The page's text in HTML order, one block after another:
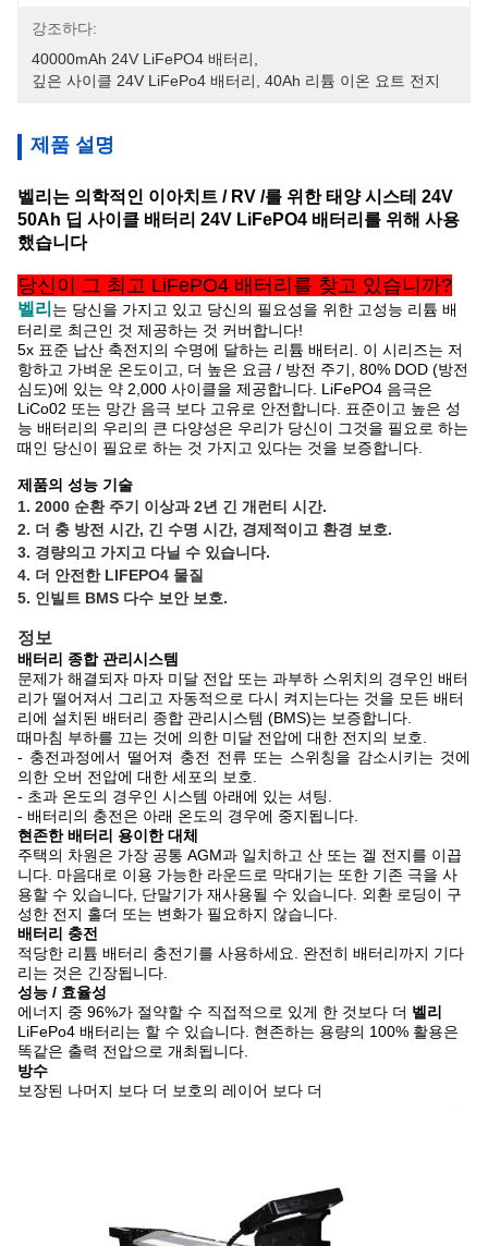
강조하다:
40000mAh 24V LiFePO4 배터리
깊은 사이클 24V LiFePo4 배터리
40Ah 리튬 이온 요트 전지
제품 설명
벨리는 의학적인 이아치트 / RV /를 위한 태양 시스테 24V
50Ah 딥 사이클 배터리 24V LiFePO4 배터리를 위해 사용
했습니다
당신이 그 최고 LiFePO4 배터리를 찾고 있습니까?
벨리 는 당신을 가지고 있고 당신의 필요성을 위한 고성능 리튬 배
터리로 최근인 것 제공하는 것 커버합니다!
5x 표준 납산 축전지의 수명에 달하는 리튬 배터리. 이 시리즈는 저
항하고 가벼운 온도이고, 더 높은 요금 / 방전 주기, 80% DOD (방전
심도)에 있는 약 2,000 사이클을 제공합니다. LiFePO4 음극은
LiCo02 또는 망간 음극 보다 고유로 안전합니다. 표준이고 높은 성
능 배터리의 우리의 큰 다양성은 우리가 당신이 그것을 필요로 하는
때인 당신이 필요로 하는 것 가지고 있다는 것을 보증합니다.
제품의 성능 기술
1. 2000 순환 주기 이상과 2년 긴 개런티 시간.
2. 더 충 방전 시간, 긴 수명 시간, 경제적이고 환경 보호.
3. 경량의고 가지고 다닐 수 있습니다.
4. 더 안전한 LIFEPO4 물질
5. 인빌트 BMS 다수 보안 보호.
정보
배터리 종합 관리시스템
문제가 해결되자 마자 미달 전압 또는 과부하 스위치의 경우인 배터
리가 떨어져서 그리고 자동적으로 다시 켜지는다는 것을 모든 배터
리에 설치된 배터리 종합 관리시스템 (BMS)는 보증합니다.
때마침 부하를 끄는 것에 의한 미달 전압에 대한 전지의 보호.
- 충전과정에서 떨어져 충전 전류 또는 스위칭을 감소시키는 것에
의한 오버 전압에 대한 세포의 보호.
- 초과 온도의 경우인 시스템 아래에 있는 셔팅.
- 배터리의 충전은 아래 온도의 경우에 중지됩니다.
현존한 배터리 용이한 대체
주택의 차원은 가장 공통 AGM과 일치하고 산 또는 겔 전지를 이끕
니다. 마음대로 이용 가능한 라운드로 막대기는 또한 기존 극을 사
용할 수 있습니다, 단말기가 재사용될 수 있습니다. 외환 로딩이 구
성한 전지 홀더 또는 변화가 필요하지 않습니다.
배터리 충전
적당한 리튬 배터리 충전기를 사용하세요. 완전히 배터리까지 기다
리는 것은 긴장됩니다.
성능 / 효율성
에너지 중 96%가 절약할 수 직접적으로 있게 한 것보다 더 벨리
LiFePo4 배터리는 할 수 있습니다. 현존하는 용량의 100% 활용은
똑같은 출력 전압으로 개최됩니다.
방수
보장된 나머지 보다 더 보호의 레이어 보다 더